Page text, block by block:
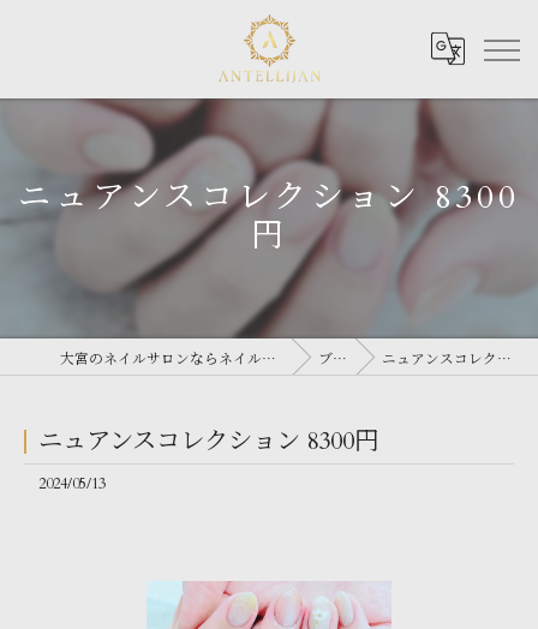
ニュアンスコレクション 8300
円
大宮のネイルサロンならネイルサロン Antellijan 大宮 ブログ ニュアンスコレクション 8300円
ニュアンスコレクション 8300円
2024/05/13